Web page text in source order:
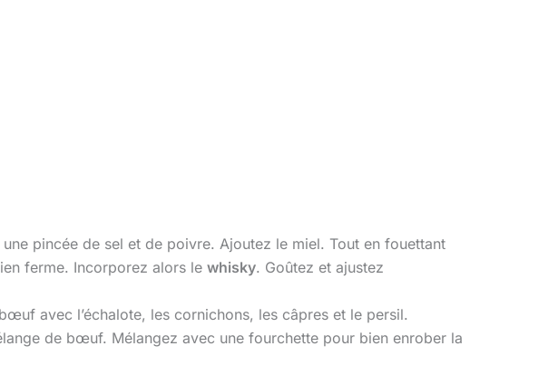
pincée de sel et de poivre. Ajoutez le miel. Tout en fouettant
ferme. Incorporez alors le whisky. Goûtez et ajustez
avec l’échalote, les cornichons, les câpres et le persil.
de bœuf. Mélangez avec une fourchette pour bien enrober la